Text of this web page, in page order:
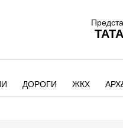
ДОРОГИ ЖКХ